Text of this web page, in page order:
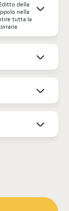
della
nella
tutta la